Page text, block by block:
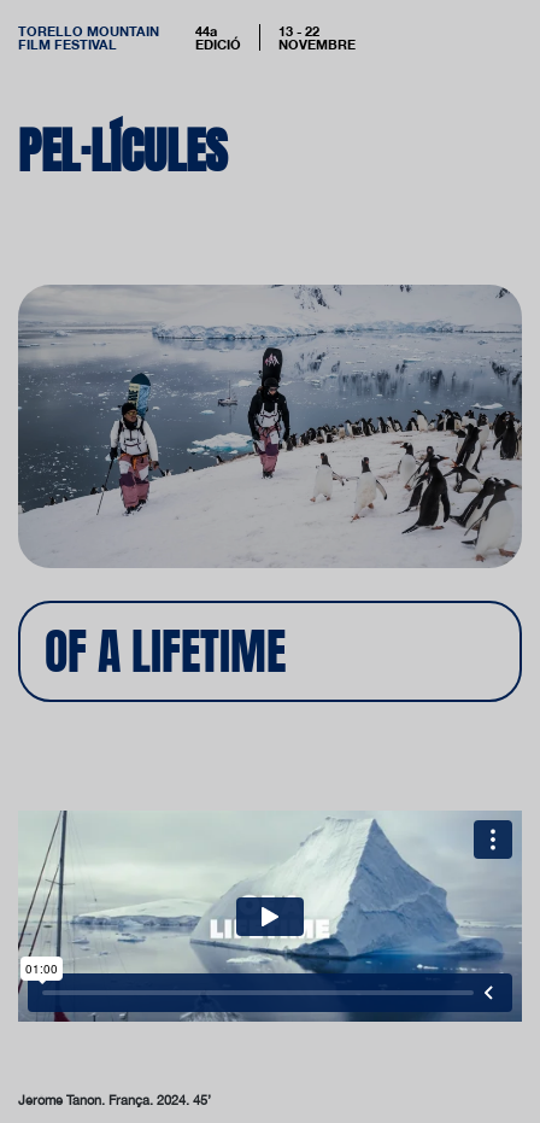
TORELLO MOUNTAIN
FILM FESTIVAL
44a
EDICIÓ
13 - 22
NOVEMBRE
PEL·LÍCULES
OF A LIFETIME
Jérôme Tanon. França. 2024. 45’